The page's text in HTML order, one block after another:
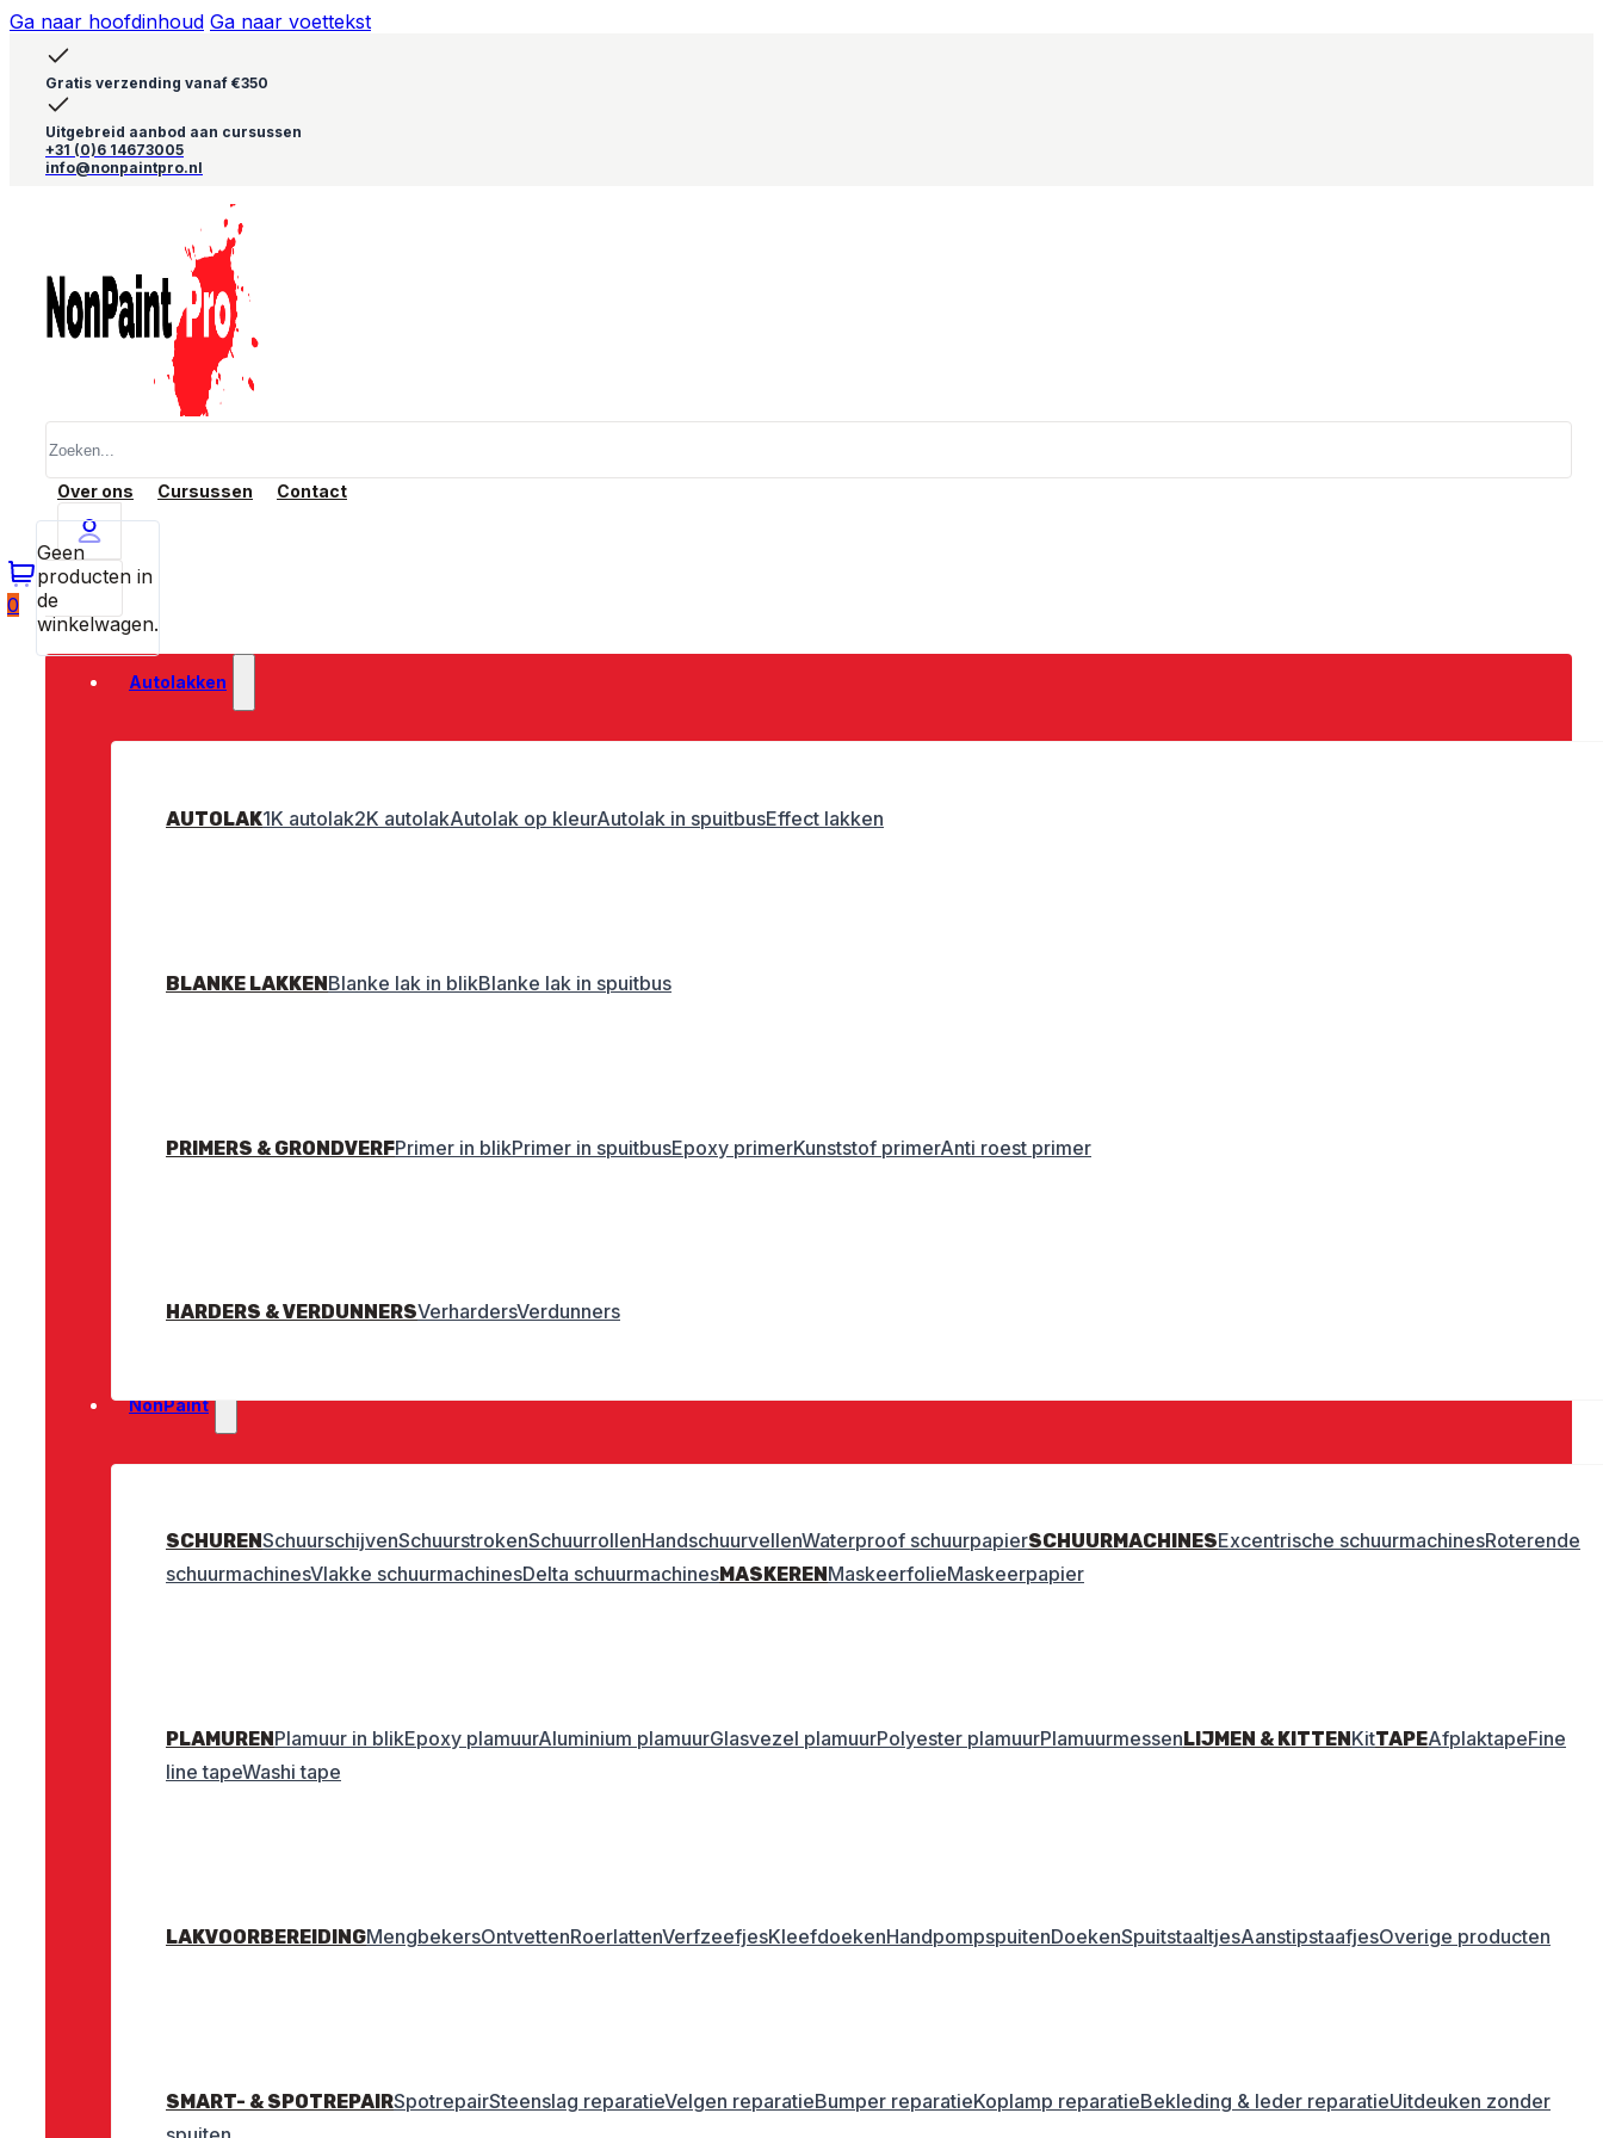
Ga naar hoofdinhoud Ga naar voettekst
Gratis verzending vanaf €350
Uitgebreid aanbod aan cursussen
+31 (0)6 14673005
info@nonpaintpro.nl
Over ons Cursussen Contact
0
Geen
producten in
de
winkelwagen.
Autolakken
AUTOLAK1K autolak2K autolakAutolak op kleurAutolak in spuitbusEffect lakken
BLANKE LAKKENBlanke lak in blikBlanke lak in spuitbus
PRIMERS & GRONDVERFPrimer in blikPrimer in spuitbusEpoxy primerKunststof primerAnti roest primer
HARDERS & VERDUNNERSVerhardersVerdunners
NonPaint
SCHURENSchuurschijvenSchuurstrokenSchuurrollenHandschuurvellenWaterproof schuurpapierSCHUURMACHINESExcentrische schuurmachinesRoterende
schuurmachinesVlakke schuurmachinesDelta schuurmachinesMASKERENMaskeerfolieMaskeerpapier
PLAMURENPlamuur in blikEpoxy plamuurAluminium plamuurGlasvezel plamuurPolyester plamuurPlamuurmessenLIJMEN & KITTENKitTAPEAfplaktapeFine
line tapeWashi tape
LAKVOORBEREIDINGMengbekersOntvettenRoerlattenVerfzeefjesKleefdoekenHandpompspuitenDoekenSpuitstaaltjesAanstipstaafjesOverige producten
SMART- & SPOTREPAIRSpotrepairSteenslag reparatieVelgen reparatieBumper reparatieKoplamp reparatieBekleding & leder reparatieUitdeuken zonder